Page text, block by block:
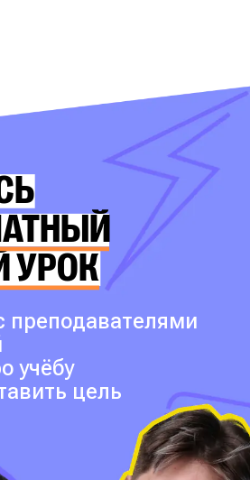
УРОК
преподавателями
учёбу
цель